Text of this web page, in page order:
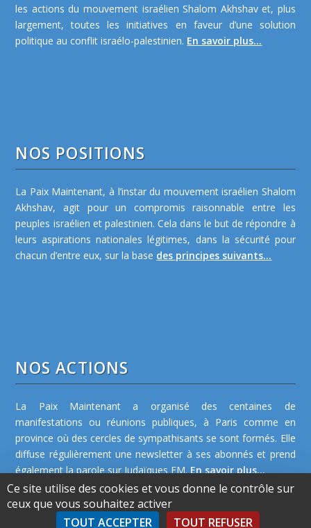
les actions du mouvement israélien Shalom Akhshav et, plus
largement, toutes les initiatives en faveur d’une solution
politique au conflit israélo-palestinien. En savoir plus...
NOS POSITIONS
La Paix Maintenant, à l’instar du mouvement israélien Shalom
Akhshav, agit pour un compromis raisonnable entre les
peuples israélien et palestinien. Cela dans le but de répondre à
leurs aspirations nationales légitimes, dans la sécurité pour
chacun d’entre eux, sur la base des principes suivants...
NOS ACTIONS
La Paix Maintenant a organisé des centaines de
manifestations ou réunions publiques, à Paris comme en
province où des cercles de sympathisants se sont formés. Elle
diffuse régulièrement une newsletter à ses abonnés et prend
également la parole sur Judaïques FM.En savoir plus...
Ce site utilise des cookies et vous donne le contrôle sur
ceux que vous souhaitez activer
TOUT ACCEPTER
TOUT REFUSER